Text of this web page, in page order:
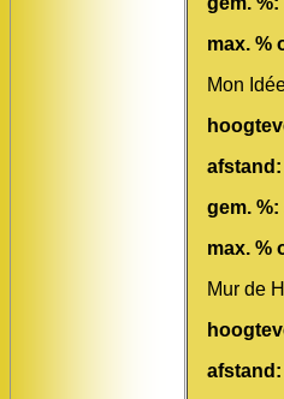
max. %
Mon
afstand:
gem. %:
max. %
Mur de
afstand: